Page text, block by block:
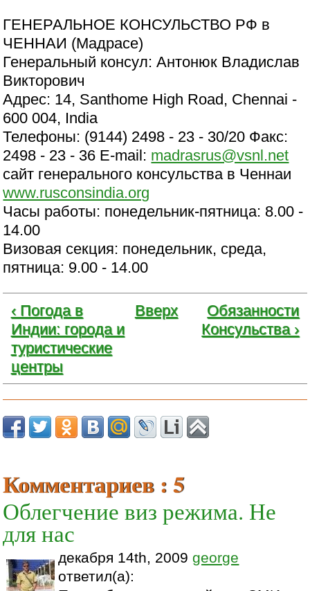
ГЕНЕРАЛЬНОЕ КОНСУЛЬСТВО РФ в
ЧЕННАИ (Мадрасе)
Генеральный консул: Антонюк Владислав
Викторович
Адрес: 14, Santhome High Road, Chennai -
600 004, India
Телефоны: (9144) 2498 - 23 - 30/20 Факс:
2498 - 23 - 36 E-mail: madrasrus@vsnl.net
сайт генерального консульства в Ченнаи
www.rusconsindia.org
Часы работы: понедельник-пятница: 8.00 -
14.00
Визовая секция: понедельник, среда,
пятница: 9.00 - 14.00
‹ Погода в
Индии: города и
туристические
центры
Вверх
Обязанности
Консульства ›
Комментариев : 5
Облегчение виз режима. Не
для нас
декабря 14th, 2009george
ответил(а):